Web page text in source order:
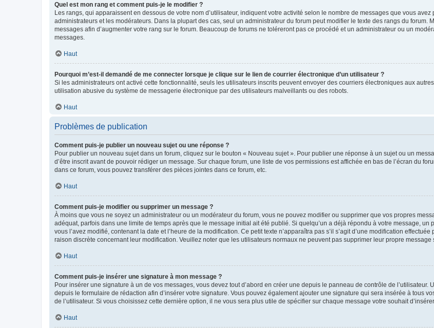
Quel est mon rang et comment puis-je le modifier ?
Les rangs, qui apparaissent en dessous de votre nom d’utilisateur, indiquent votre activité selon le nombre de messages que vous
administrateurs et les modérateurs. Dans la plupart des cas, seul un administrateur du forum peut modifier le texte des rangs du forum.
messages afin d’augmenter votre rang sur le forum. Beaucoup de forums ne toléreront pas ce procédé et un administrateur ou un
messages.
Haut
Pourquoi m’est-il demandé de me connecter lorsque je clique sur le lien de courrier électronique d’un utilisateur ?
Si les administrateurs ont activé cette fonctionnalité, seuls les utilisateurs inscrits peuvent envoyer des courriers électroniques aux
utilisation abusive du système de messagerie électronique par des utilisateurs malveillants ou des robots.
Haut
Problèmes de publication
Comment puis-je publier un nouveau sujet ou une réponse ?
Pour publier un nouveau sujet dans un forum, cliquez sur le bouton « Nouveau sujet ». Pour publier une réponse à un sujet ou un
d’être inscrit avant de pouvoir rédiger un message. Sur chaque forum, une liste de vos permissions est affichée en bas de l’écran du
dans ce forum, vous pouvez transférer des pièces jointes dans ce forum, etc.
Haut
Comment puis-je modifier ou supprimer un message ?
À moins que vous ne soyez un administrateur ou un modérateur du forum, vous ne pouvez modifier ou supprimer que vos propres
adéquat, parfois dans une limite de temps après que le message initial ait été publié. Si quelqu’un a déjà répondu à votre message,
vous l’avez modifié, contenant la date et l’heure de la modification. Ce petit texte n’apparaîtra pas s’il s’agit d’une modification
raison discrète concernant leur modification. Veuillez noter que les utilisateurs normaux ne peuvent pas supprimer leur propre message
Haut
Comment puis-je insérer une signature à mon message ?
Pour insérer une signature à un de vos messages, vous devez tout d’abord en créer une depuis le panneau de contrôle de
depuis le formulaire de rédaction afin d’insérer votre signature. Vous pouvez également ajouter une signature qui sera insérée à tous
de l’utilisateur. Si vous choisissez cette dernière option, il ne vous sera plus utile de spécifier sur chaque message votre souhait
Haut